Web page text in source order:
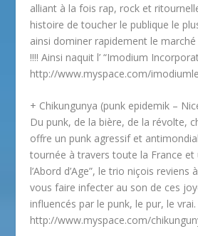
alliant à la fois rap, rock et
histoire de toucher le publique le
ainsi dominer rapidement le
!!!! Ainsi naquit l’ “Imodium
http://www.myspace.com/
+ Chikungunya (punk epidemik –
Du punk, de la bière, de la révolte,
offre un punk agressif et
tournée à travers toute la France et
l’Abord d’Age”, le trio niçois reviens
vous faire infecter au son de ces
influencés par le punk, le pur, le vrai.
http://www.myspace.com/